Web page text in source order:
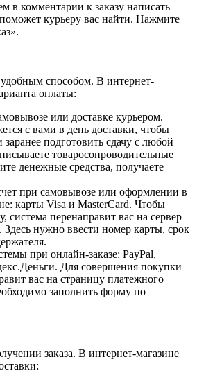
в комментарии к заказу написать
курьеру вас найти. Нажмите
способом. В интернет-
оплаты:
или доставке курьером.
с вами в день доставки, чтобы
заранее подготовить сдачу с любой
товаросопроводительные
денежные средства, получаете
при самовывозе или оформлении в
карты Visa и MasterCard. Чтобы
система перенаправит вас на сервер
нужно ввести номер карты, срок
при онлайн-заказе: PayPal,
Для совершения покупки
вас на страницу платежного
заполнить форму по
заказа. В интернет-магазине